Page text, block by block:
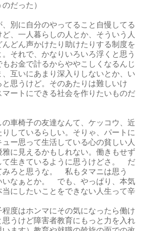
だった）
別に自分のやってること自慢してる
、一人暮らしの人とか、そういう人
どん声かけたり助けたりする制度を
それで、かなりいろいろ浮くと思う
お金で計るからややこしくなるんじ
互いにあまり深入りしないとか、い
思うけど。そのあたりは難しいけ
マートにできる社会を作りたいものだ
車椅子の友達なんて、ケッコウ、近
しているらしい。そりゃ、パートに
ー思って生活している心の貧しい人
に見えるかもしれない。働きもせず
て生きているように思うけどさ。 だ
みろと思うな。 私もタマニは思う
いなぁとか。 でも、やっぱり、本気
にしたいことをできない人生って辛
度はホンマにその気になったら働け
思うけど障害者教育にもっと力を入れ